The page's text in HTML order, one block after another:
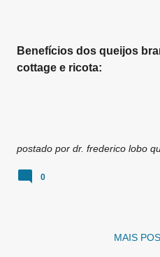
Benefícios dos queijos
cottage e ricota:
postado por dr. frederico lobo
0
MAIS